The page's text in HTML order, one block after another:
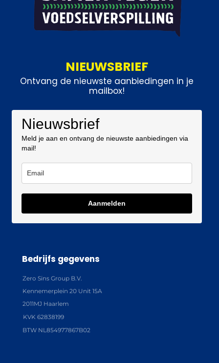
NIEUWSBRIEF
Ontvang de nieuwste aanbiedingen in je
mailbox!
Nieuwsbrief
Meld je aan en ontvang de nieuwste aanbiedingen via
mail!
Aanmelden
Bedrijfs gegevens
Zero Sins Group B.V.
Kennemerplein 20 Unit 15A
2011MJ Haarlem
KVK 62838199
BTW NL854977867B02